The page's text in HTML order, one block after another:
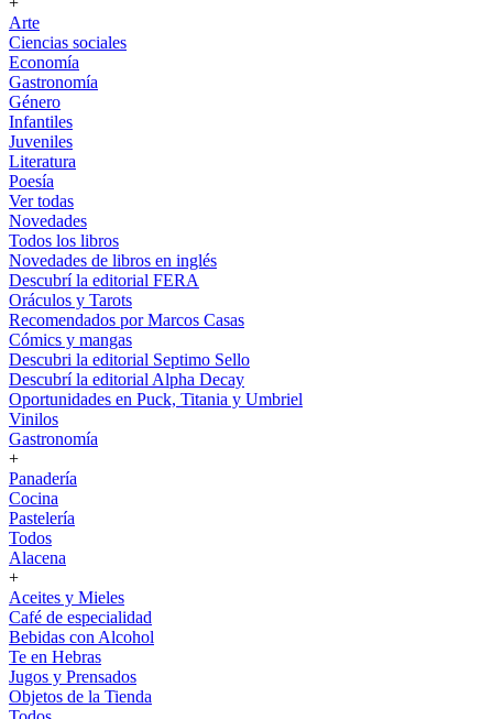
Arte
Ciencias sociales
Economía
Gastronomía
Género
Infantiles
Juveniles
Literatura
Poesía
Ver todas
Novedades
Todos los libros
Novedades de libros en inglés
Descubrí la editorial FERA
Oráculos y Tarots
Recomendados por Marcos Casas
Cómics y mangas
Descubri la editorial Septimo Sello
Descubrí la editorial Alpha Decay
Oportunidades en Puck, Titania y Umbriel
Vinilos
Gastronomía
+
Panadería
Cocina
Pastelería
Todos
Alacena
+
Aceites y Mieles
Café de especialidad
Bebidas con Alcohol
Te en Hebras
Jugos y Prensados
Objetos de la Tienda